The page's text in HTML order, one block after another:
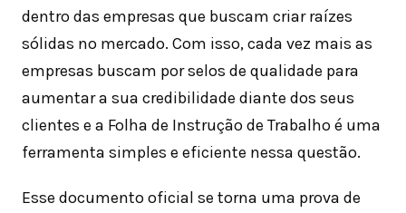
dentro das empresas que buscam criar raízes
sólidas no mercado. Com isso, cada vez mais as
empresas buscam por selos de qualidade para
aumentar a sua credibilidade diante dos seus
clientes e a Folha de Instrução de Trabalho é uma
ferramenta simples e eficiente nessa questão.
Esse documento oficial se torna uma prova de